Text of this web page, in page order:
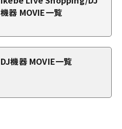
機器 MOVIE一覧
DJ機器 MOVIE一覧